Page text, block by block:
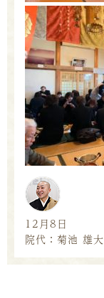
12月8日
院代：菊池 雄大